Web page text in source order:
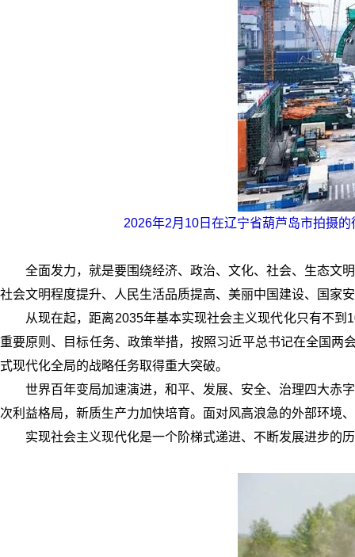
2026年2月10日在辽宁省葫芦岛市拍摄
全面发力，就是要围绕经济、政治、文化、社会、生态文
社会文明程度提升、人民生活品质提高、美丽中国建设、国家
从现在起，距离2035年基本实现社会主义现代化只有不到
重要原则、目标任务、政策举措，按照习近平总书记在全国两
式现代化全局的战略任务取得重大突破。
世界百年变局加速演进，和平、发展、安全、治理四大赤
次利益格局，新质生产力加快培育。面对风高浪急的外部环境
实现社会主义现代化是一个阶梯式递进、不断发展进步的